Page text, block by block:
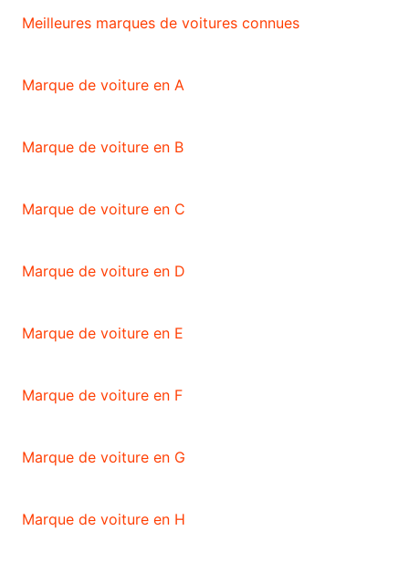
Meilleures marques de voitures connues
Marque de voiture en A
Marque de voiture en B
Marque de voiture en C
Marque de voiture en D
Marque de voiture en E
Marque de voiture en F
Marque de voiture en G
Marque de voiture en H